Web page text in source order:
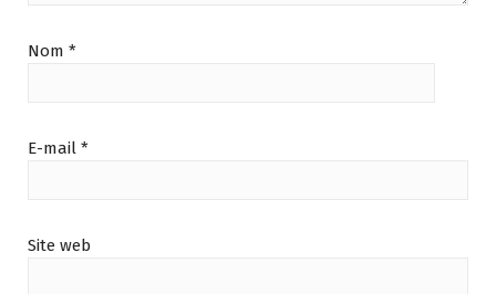
Nom *
E-mail *
Site web